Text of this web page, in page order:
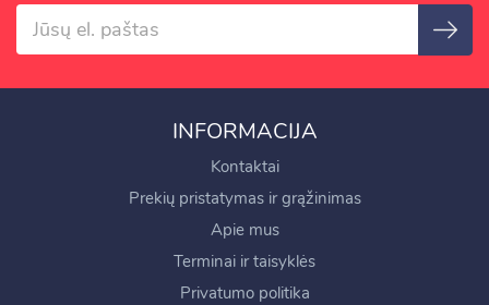
INFORMACIJA
Kontaktai
Prekių pristatymas ir grąžinimas
Apie mus
Terminai ir taisyklės
Privatumo politika